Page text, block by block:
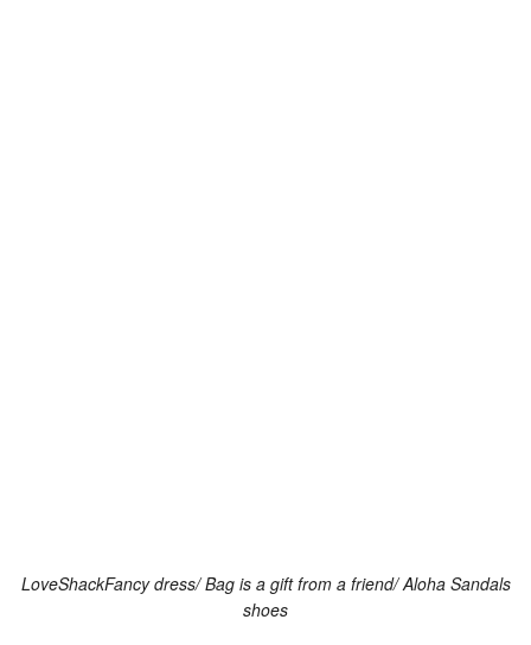
LoveShackFancy dress/ Bag is a gift from a friend/ Aloha Sandals
shoes